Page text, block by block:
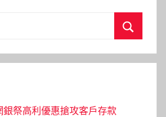
銀祭高利優惠搶攻客戶存款